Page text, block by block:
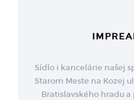
Sídlo i kancelárie našej
Starom Meste na Kozej
Bratislavského hradu